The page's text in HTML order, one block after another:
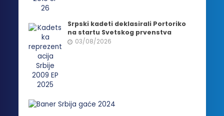
Srpski kadeti deklasirali Portoriko
na startu Svetskog prvenstva
03/08/2026